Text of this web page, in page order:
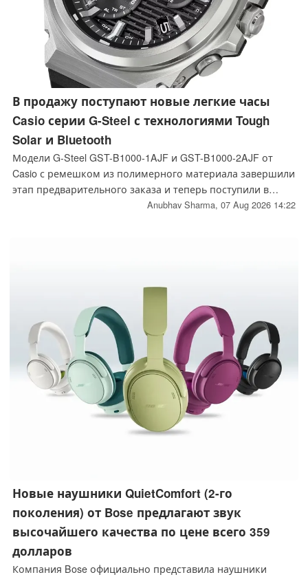
В продажу поступают новые легкие часы
Casio серии G-Steel с технологиями Tough
Solar и Bluetooth
Модели G-Steel GST-B1000-1AJF и GST-B1000-2AJF от
Casio с ремешком из полимерного материала завершили
этап предварительного заказа и теперь поступили в
продажу в Японии по цене 60 500 иен (~382 доллара
Anubhav Sharma, 07 Aug 2026 14:22
Новые наушники QuietComfort (2-го
поколения) от Bose предлагают звук
высочайшего качества по цене всего 359
долларов
Компания Bose официально представила наушники